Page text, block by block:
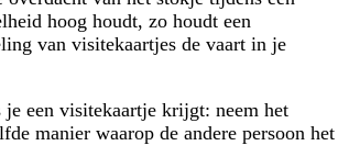
hoog houdt, zo houdt een
van visitekaartjes de vaart in je
je een visitekaartje krijgt: neem het
manier waarop de andere persoon het